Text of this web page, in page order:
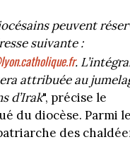
peuvent
suivante :
.
attribuée au
d’Irak", précise le
du diocèse. Parmi
des